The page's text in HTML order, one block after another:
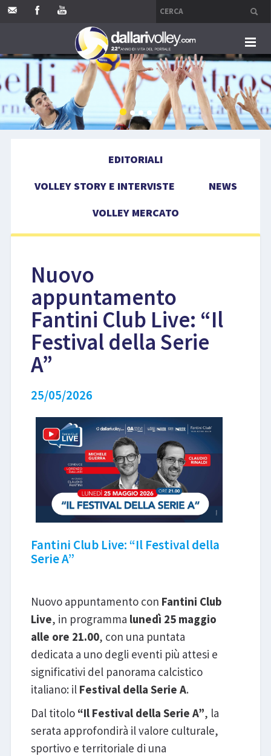
HOME
EDITORIALI
VOLLEY MERCATO
COMPETIZIONI
LIBRI
EDITORIALI
VOLLEY STORY E INTERVISTE
NEWS
VOLLEY MERCATO
Nuovo
appuntamento
Fantini Club Live: “Il
Festival della Serie
A”
25/05/2026
Fantini Club Live: “Il Festival della
Serie A”
Nuovo appuntamento con Fantini Club
Live, in programma lunedì 25 maggio
alle ore 21.00, con una puntata
dedicata a uno degli eventi più attesi e
significativi del panorama calcistico
italiano: il Festival della Serie A.
Dal titolo “Il Festival della Serie A”, la
serata approfondirà il valore culturale,
sportivo e territoriale di una